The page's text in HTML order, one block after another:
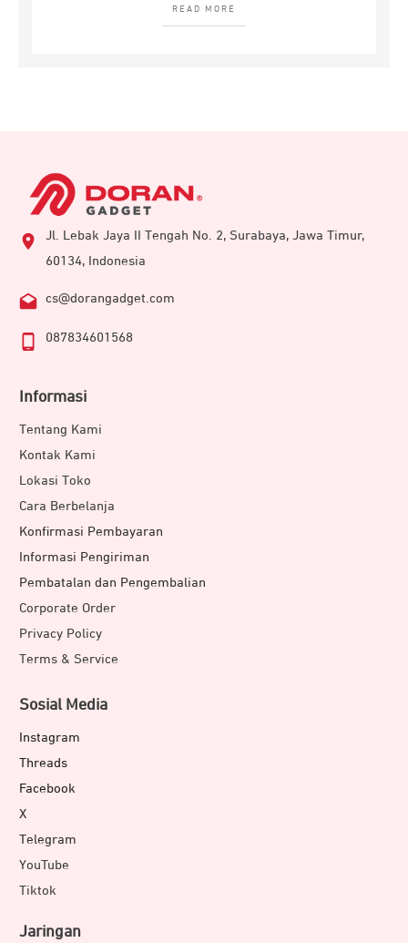
READ MORE
Jl. Lebak Jaya II Tengah No. 2, Surabaya, Jawa Timur,
60134, Indonesia
cs@dorangadget.com
087834601568
Informasi
Tentang Kami
Kontak Kami
Lokasi Toko
Cara Berbelanja
Konfirmasi Pembayaran
Informasi Pengiriman
Pembatalan dan Pengembalian
Corporate Order
Privacy Policy
Terms & Service
Sosial Media
Instagram
Threads
Facebook
X
Telegram
YouTube
Tiktok
Jaringan